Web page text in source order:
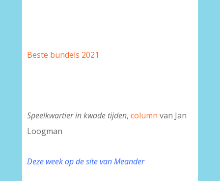
Beste bundels 2021
Speelkwartier in kwade tijden, column van Jan
Loogman
Deze week op de site van Meander